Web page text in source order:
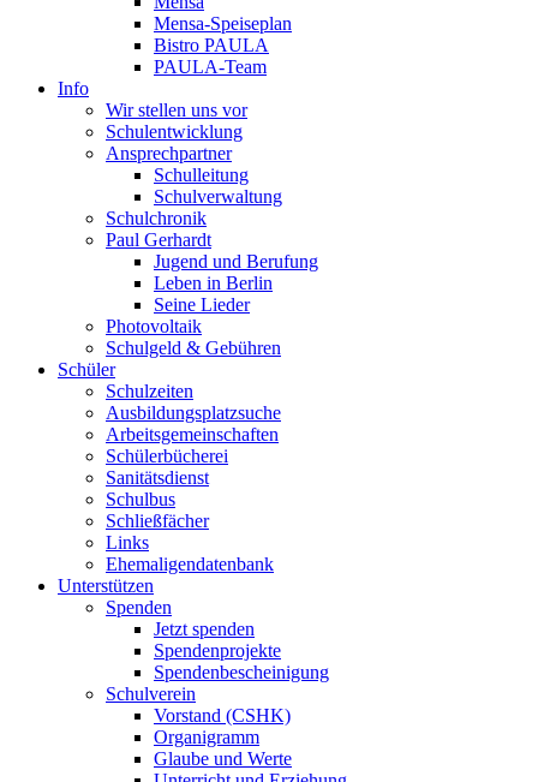
Mensa-Speiseplan
Bistro PAULA
PAULA-Team
Info
Wir stellen uns vor
Schulentwicklung
Ansprechpartner
Schulleitung
Schulverwaltung
Schulchronik
Paul Gerhardt
Jugend und Berufung
Leben in Berlin
Seine Lieder
Photovoltaik
Schulgeld & Gebühren
Schüler
Schulzeiten
Ausbildungsplatzsuche
Arbeitsgemeinschaften
Schülerbücherei
Sanitätsdienst
Schulbus
Schließfächer
Links
Ehemaligendatenbank
Unterstützen
Spenden
Jetzt spenden
Spendenprojekte
Spendenbescheinigung
Schulverein
Vorstand (CSHK)
Organigramm
Glaube und Werte